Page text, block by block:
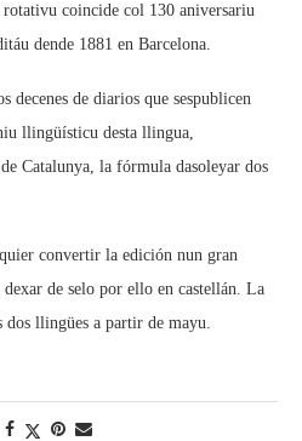
coincide col 130 aniversariu
dende 1881 en Barcelona.
decenes de diarios que sespublicen
llingüísticu desta llingua,
Catalunya, la fórmula dasoleyar dos
convertir la edición nun gran
de selo por ello en castellán. La
llingües a partir de mayu.